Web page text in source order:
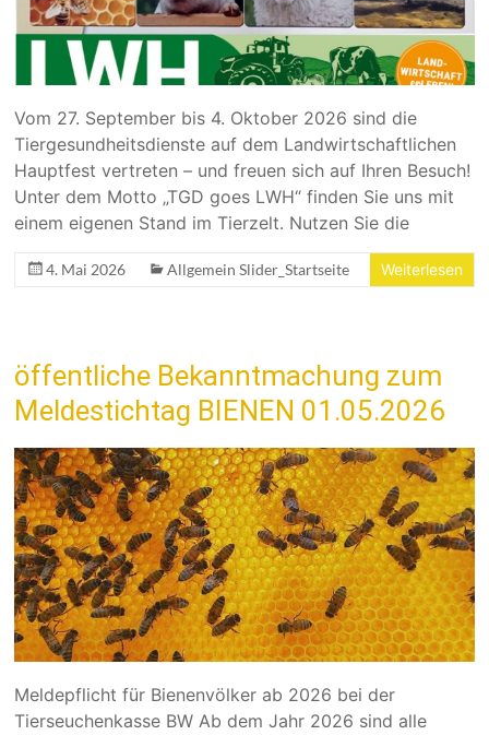
Vom 27. September bis 4. Oktober 2026 sind die
Tiergesundheitsdienste auf dem Landwirtschaftlichen
Hauptfest vertreten – und freuen sich auf Ihren Besuch!
Unter dem Motto „TGD goes LWH“ finden Sie uns mit
einem eigenen Stand im Tierzelt. Nutzen Sie die
4. Mai 2026 Allgemein Slider_Startseite Weiterlesen
öffentliche Bekanntmachung zum
Meldestichtag BIENEN 01.05.2026
Meldepflicht für Bienenvölker ab 2026 bei der
Tierseuchenkasse BW Ab dem Jahr 2026 sind alle